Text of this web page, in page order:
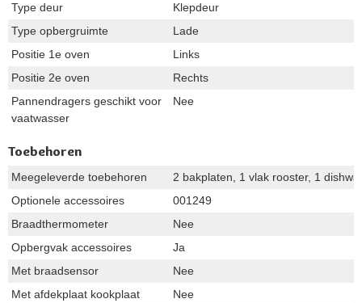
Type deur
Klepdeur
Type opbergruimte
Lade
Positie 1e oven
Links
Positie 2e oven
Rechts
Pannendragers geschikt voor
vaatwasser
Nee
Toebehoren
Meegeleverde toebehoren
2 bakplaten, 1 vlak rooster, 1
Optionele accessoires
001249
Braadthermometer
Nee
Opbergvak accessoires
Ja
Met braadsensor
Nee
Met afdekplaat kookplaat
Nee